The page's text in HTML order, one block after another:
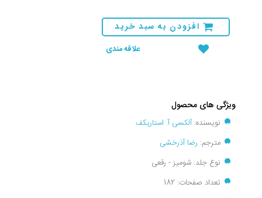
افزودن به سبد خرید
علاقه مندی
ویژگی های محصول
نویسنده: آلکسی آ. استاریکف
مترجم: رضا آذرخشی
نوع جلد: شومیز - رقعی
تعداد صفحات: 182